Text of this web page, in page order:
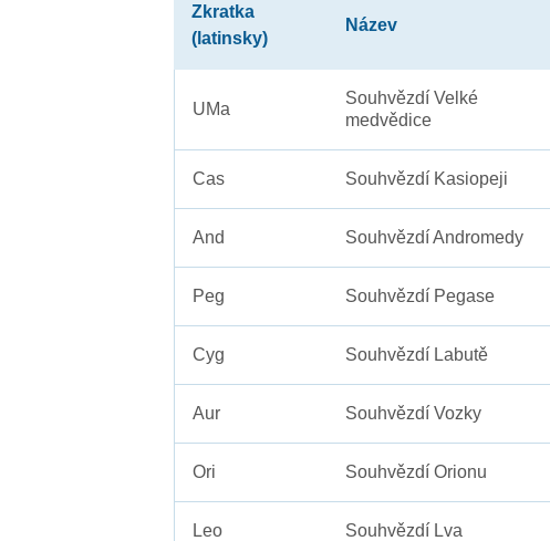
Zkratka
(latinsky)
Název
UMa
Souhvězdí Velké
medvědice
Cas Souhvězdí Kasiopeji
And Souhvězdí Andromedy
Peg Souhvězdí Pegase
Cyg Souhvězdí Labutě
Aur Souhvězdí Vozky
Ori Souhvězdí Orionu
Leo Souhvězdí Lva